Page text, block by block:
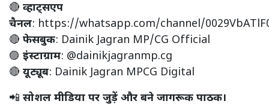
🔴 व्हाट्सएप
चैनल: https://whatsapp.com/channel/
🔴 फेसबुक: Dainik Jagran MP/CG Official
🟣 इंस्टाग्राम: @dainikjagranmp.cg
🔴 यूट्यूब: Dainik Jagran MPCG Digital
📲 सोशल मीडिया पर जुड़ें और बने जागरूक पाठक।